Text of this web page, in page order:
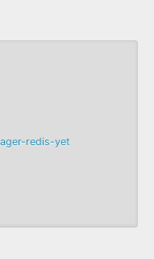
redis-yet